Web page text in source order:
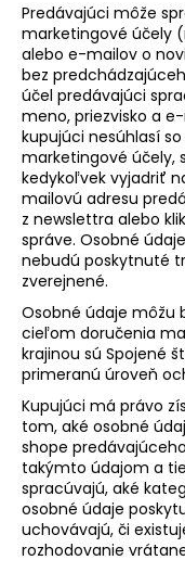
Predávajúci môže
marketingové účely
alebo e-mailov o
bez
účel predávajúci
meno, priezvisko a
kupujúci nesúhlasí
marketingové účely,
kedykoľvek vyjadriť
mailovú adresu
z newslettra alebo
správe. Osobné
nebudú poskytnuté
zverejnené.
Osobné údaje môžu
cieľom doručenia
krajinou sú Spojené
primeranú úroveň
Kupujúci má právo
tom, aké osobné
shope
takýmto údajom a
spracúvajú, aké
osobné údaje
uchovávajú, či
rozhodovanie